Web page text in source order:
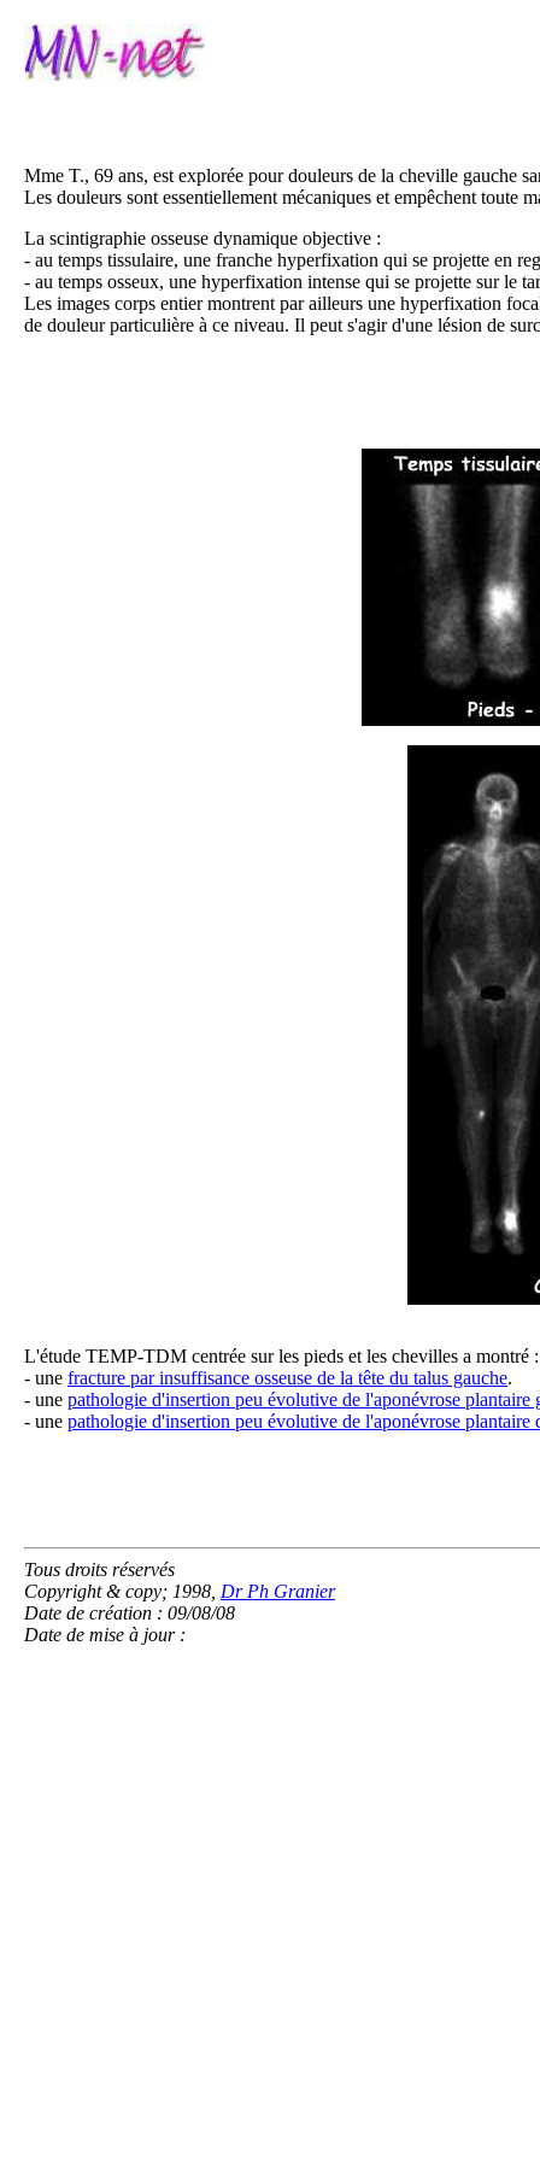
Mme T., 69 ans, est explorée pour douleurs de la cheville gauche
Les douleurs sont essentiellement mécaniques et empêchent toute
La scintigraphie osseuse dynamique objective :
- au temps tissulaire, une franche hyperfixation qui se projette en
- au temps osseux, une hyperfixation intense qui se projette sur le
Les images corps entier montrent par ailleurs une hyperfixation
de douleur particulière à ce niveau. Il peut s'agir d'une lésion de
L'étude TEMP-TDM centrée sur les pieds et les chevilles a montré :
- une fracture par insuffisance osseuse de la tête du talus gauche.
- une pathologie d'insertion peu évolutive de l'aponévrose plantaire
- une pathologie d'insertion peu évolutive de l'aponévrose plantaire
Tous droits réservés
Copyright & copy; 1998, Dr Ph Granier
Date de création : 09/08/08
Date de mise à jour :